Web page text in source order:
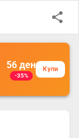
56 ден
-35%
Купи